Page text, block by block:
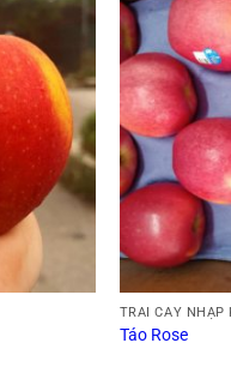
TRÁI CÂY NHẬP
Táo Rose